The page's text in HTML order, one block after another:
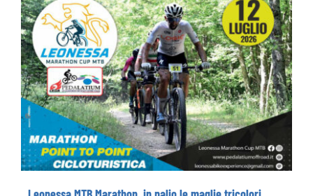
Leonessa MTB Marathon, in palio le maglie
tricolori
Leonessa MTB Marathon, in palio le maglie tricolori